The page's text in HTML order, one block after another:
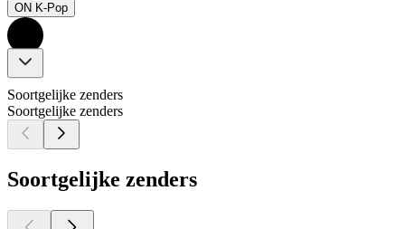
ON K-Pop
Soortgelijke zenders
Soortgelijke zenders
Soortgelijke zenders